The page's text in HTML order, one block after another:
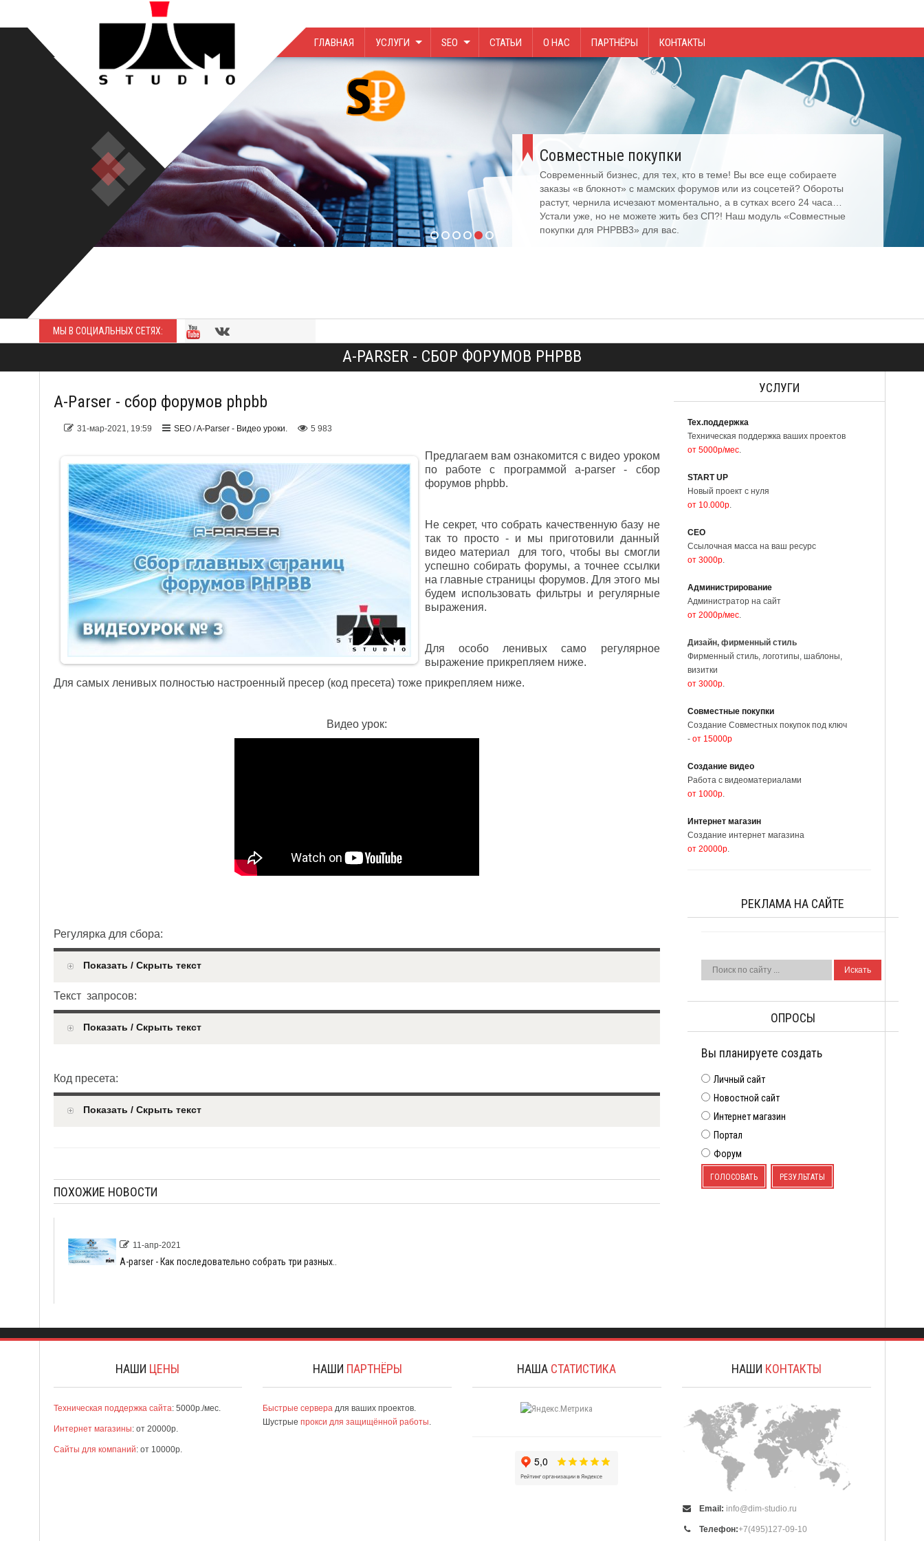
ГЛАВНАЯ УСЛУГИ SEO СТАТЬИ О НАС ПАРТНЁРЫ КОНТАКТЫ
Совместные покупки
Современный бизнес, для тех, кто в теме! Вы все еще собираете
заказы «в блокнот» с мамских форумов или из соцсетей? Обороты
растут, чернила исчезают моментально, а в сутках всего 24 часа…
Устали уже, но не можете жить без СП?! Наш модуль «Совместные
покупки для PHPBB3» для вас.
МЫ В СОЦИАЛЬНЫХ СЕТЯХ:
A-PARSER - СБОР ФОРУМОВ PHPBB
A-Parser - сбор форумов phpbb
31-мар-2021, 19:59 SEO/A-Parser - Видео уроки. 5 983
Предлагаем вам ознакомится с видео уроком
по работе с программой a-parser - сбор
форумов phpbb.
Не секрет, что собрать качественную базу не
так то просто - и мы приготовили данный
видео материал для того, чтобы вы смогли
успешно собирать форумы, а точнее ссылки
на главные страницы форумов. Для этого мы
будем использовать фильтры и регулярные
выражения.
Для особо ленивых само регулярное
выражение прикрепляем ниже.
Для самых ленивых полностью настроенный пресер (код пресета) тоже прикрепляем ниже.
Видео урок:
Регулярка для сбора:
Показать / Скрыть текст
Текст запросов:
Показать / Скрыть текст
Код пресета:
Показать / Скрыть текст
ПОХОЖИЕ НОВОСТИ
11-апр-2021
А-parser - Как последовательно собрать три разных..
УСЛУГИ
Тех.поддержка
Техническая поддержка ваших проектов
от 5000р/мес.
START UP
Новый проект с нуля
от 10.000р.
СЕО
Ссылочная масса на ваш ресурс
от 3000р.
Администрирование
Администратор на сайт
от 2000р/мес.
Дизайн, фирменный стиль
Фирменный стиль, логотипы, шаблоны,
визитки
от 3000р.
Совместные покупки
Создание Совместных покупок под ключ
- от 15000р
Создание видео
Работа с видеоматериалами
от 1000р.
Интернет магазин
Создание интернет магазина
от 20000р.
РЕКЛАМА НА САЙТЕ
ОПРОСЫ
Вы планируете создать
Личный сайт
Новостной сайт
Интернет магазин
Портал
Форум
ГОЛОСОВАТЬ РЕЗУЛЬТАТЫ
НАШИ ЦЕНЫ
Техническая поддержка сайта: 5000р./мес.
Интернет магазины: от 20000р.
Сайты для компаний: от 10000р.
НАШИ ПАРТНЁРЫ
Быстрые серверадля ваших проектов.
Шустрыепрокси для защищённой работы.
НАША СТАТИСТИКА НАШИ КОНТАКТЫ
Email: info@dim-studio.ru
Телефон:+7(495)127-09-10